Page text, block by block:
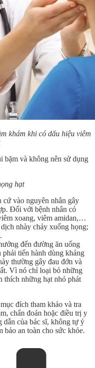
khám khi có dấu hiệu viêm
bặm và không nên sử dụng
hạt
vào nguyên nhân gây
Đối với bệnh nhân có
xoang, viêm amidan,…
nhày chảy xuống họng;
đến đường ăn uống
tiến hành dùng kháng
thường gây đau đớn và
Vì nó chỉ loại bỏ những
thích những hạt nhỏ phát
đích tham khảo và tra
chẩn đoán hoặc điều trị y
dẫn của bác sĩ, không tự ý
bảo an toàn cho sức khỏe.